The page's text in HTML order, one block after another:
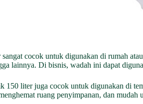
cocok untuk digunakan di rumah
lainnya. Di bisnis, wadah ini dapat
150 liter juga cocok untuk digunakan di
ruang penyimpanan, dan